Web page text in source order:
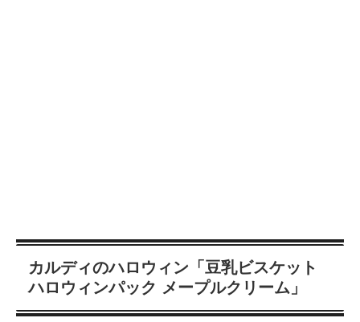
カルディのハロウィン「豆乳ビスケット
ハロウィンパック メープルクリーム」